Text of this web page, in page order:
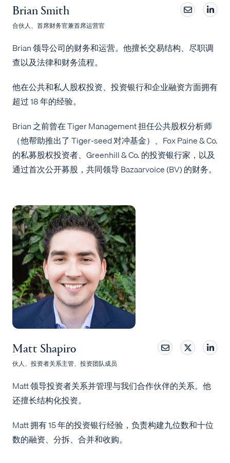
Brian Smith
合伙人、首席财务官兼首席运营官
Brian 领导公司的财务和运营。他擅长交易结构、尽职调
查以及法律和财务流程。
他在公共和私人股权投资、投资银行和企业融资方面拥有
超过 18 年的经验。
Brian 之前曾在 Tiger Management 担任公共股权分析师
（他帮助推出了 Tiger-seed 对冲基金）、Fox Paine & Co.
的私募股权投资者、Greenhill & Co. 的投资银行家，以及
通过首次公开募股，共同领导 Bazaarvoice (BV) 的财务。
Matt Shapiro
伙人、投资者关系主管、投资团队成员
Matt 领导投资者关系并管理与我们合作伙伴的关系。他
还擅长结构化投资。
Matt 拥有 15 年的投资银行经验，负责构建九位数和十位
数的融资、分拆、合并和收购。